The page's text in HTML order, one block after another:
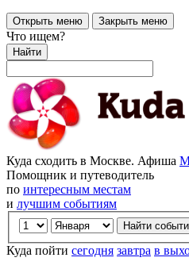
Открыть меню Закрыть меню
Что ищем?
Найти
Куда сходить в Москве. Афиша
Помощник и путеводитель
по интересным местам
и лучшим событиям
Куда пойти сегодня завтра в